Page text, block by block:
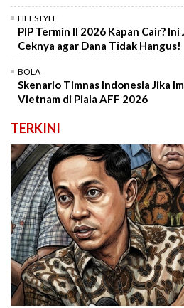
LIFESTYLE
PIP Termin II 2026 Kapan Cair?
Ceknya agar Dana Tidak Hangus!
BOLA
Skenario Timnas Indonesia Jika
Vietnam di Piala AFF 2026
TERKINI